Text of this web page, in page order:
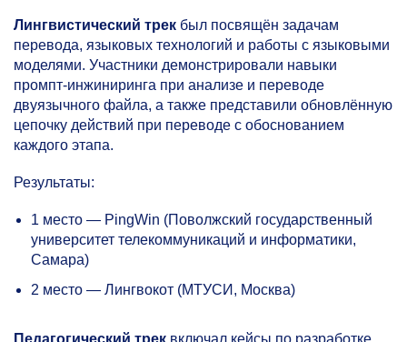
Лингвистический трек был посвящён задачам
перевода, языковых технологий и работы с языковыми
моделями. Участники демонстрировали навыки
промпт-инжиниринга при анализе и переводе
двуязычного файла, а также представили обновлённую
цепочку действий при переводе с обоснованием
каждого этапа.
Результаты:
1 место — PingWin (Поволжский государственный
университет телекоммуникаций и информатики,
Самара)
2 место — Лингвокот (МТУСИ, Москва)